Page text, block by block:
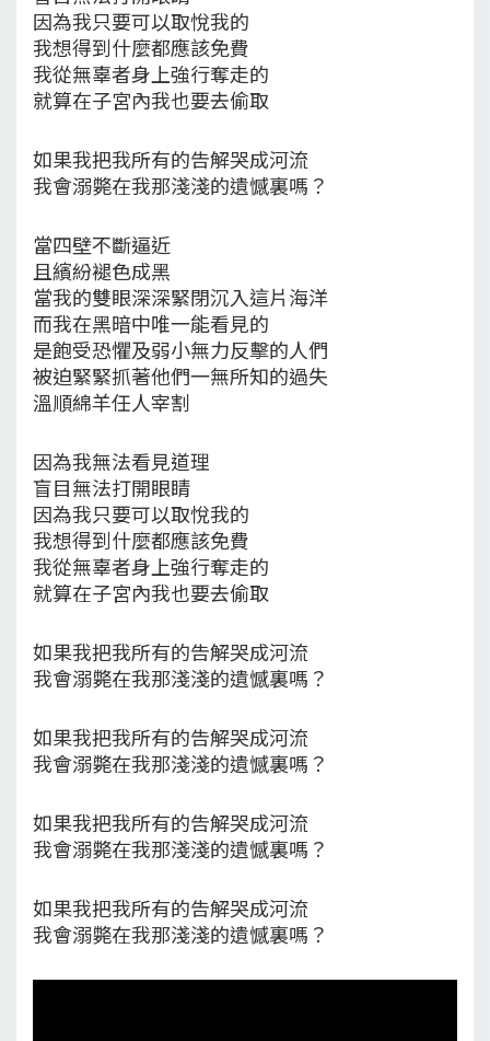
因為我只要可以取悅我的
我想得到什麼都應該免費
我從無辜者身上強行奪走的
就算在子宮內我也要去偷取
如果我把我所有的告解哭成河流
我會溺斃在我那淺淺的遺憾裏嗎？
當四壁不斷逼近
且繽紛褪色成黑
當我的雙眼深深緊閉沉入這片海洋
而我在黑暗中唯一能看見的
是飽受恐懼及弱小無力反擊的人們
被迫緊緊抓著他們一無所知的過失
溫順綿羊任人宰割
因為我無法看見道理
盲目無法打開眼睛
因為我只要可以取悅我的
我想得到什麼都應該免費
我從無辜者身上強行奪走的
就算在子宮內我也要去偷取
如果我把我所有的告解哭成河流
我會溺斃在我那淺淺的遺憾裏嗎？
如果我把我所有的告解哭成河流
我會溺斃在我那淺淺的遺憾裏嗎？
如果我把我所有的告解哭成河流
我會溺斃在我那淺淺的遺憾裏嗎？
如果我把我所有的告解哭成河流
我會溺斃在我那淺淺的遺憾裏嗎？